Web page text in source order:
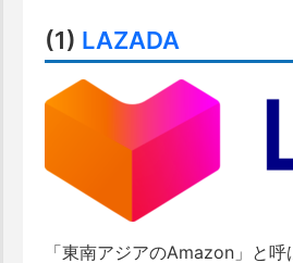
(1) LAZADA
「東南アジアのAmazon」と